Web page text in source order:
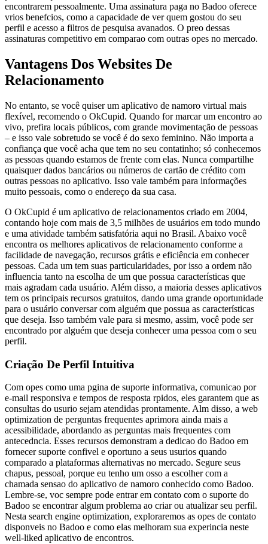
encontrarem pessoalmente. Uma assinatura paga no Badoo oferece
vrios benefcios, como a capacidade de ver quem gostou do seu
perfil e acesso a filtros de pesquisa avanados. O preo dessas
assinaturas competitivo em comparao com outras opes no mercado.
Vantagens Dos Websites De
Relacionamento
No entanto, se você quiser um aplicativo de namoro virtual mais
flexível, recomendo o OkCupid. Quando for marcar um encontro ao
vivo, prefira locais públicos, com grande movimentação de pessoas
– e isso vale sobretudo se você é do sexo feminino. Não importa a
confiança que você acha que tem no seu contatinho; só conhecemos
as pessoas quando estamos de frente com elas. Nunca compartilhe
quaisquer dados bancários ou números de cartão de crédito com
outras pessoas no aplicativo. Isso vale também para informações
muito pessoais, como o endereço da sua casa.
O OkCupid é um aplicativo de relacionamentos criado em 2004,
contando hoje com mais de 3,5 milhões de usuários em todo mundo
e uma atividade também satisfatória aqui no Brasil. Abaixo você
encontra os melhores aplicativos de relacionamento conforme a
facilidade de navegação, recursos grátis e eficiência em conhecer
pessoas. Cada um tem suas particularidades, por isso a ordem não
influencia tanto na escolha de um que possua características que
mais agradam cada usuário. Além disso, a maioria desses aplicativos
tem os principais recursos gratuitos, dando uma grande oportunidade
para o usuário conversar com alguém que possua as características
que deseja. Isso também vale para si mesmo, assim, você pode ser
encontrado por alguém que deseja conhecer uma pessoa com o seu
perfil.
Criação De Perfil Intuitiva
Com opes como uma pgina de suporte informativa, comunicao por
e-mail responsiva e tempos de resposta rpidos, eles garantem que as
consultas do usurio sejam atendidas prontamente. Alm disso, a web
optimization de perguntas frequentes aprimora ainda mais a
acessibilidade, abordando as perguntas mais frequentes com
antecedncia. Esses recursos demonstram a dedicao do Badoo em
fornecer suporte confivel e oportuno a seus usurios quando
comparado a plataformas alternativas no mercado. Segure seus
chapus, pessoal, porque eu tenho um osso a escolher com a
chamada sensao do aplicativo de namoro conhecido como Badoo.
Lembre-se, voc sempre pode entrar em contato com o suporte do
Badoo se encontrar algum problema ao criar ou atualizar seu perfil.
Nesta search engine optimization, exploraremos as opes de contato
disponveis no Badoo e como elas melhoram sua experincia neste
well-liked aplicativo de encontros.